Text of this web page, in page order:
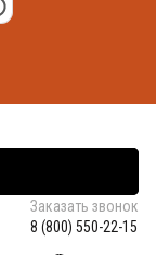
Заказать звонок
8 (800) 550-22-15